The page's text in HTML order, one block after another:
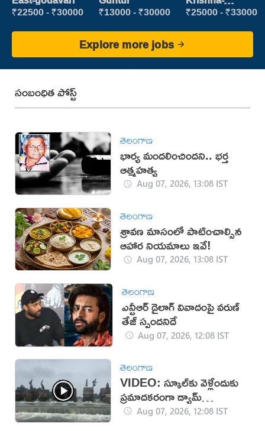
₹22500 - ₹30000 ₹13000 - ₹30000 vijayawada
₹25000 - ₹33000
Explore more jobs
సంబంధిత పోస్ట్
తెలంగాణ
భార్య మందలించిందని.. భర్త
ఆత్మహత్య
Aug 07, 2026, 13:08 IST
తెలంగాణ
శ్రావణ మాసంలో పాటించాల్సిన
ఆహార నియమాలు ఇవే!
Aug 07, 2026, 13:08 IST
తెలంగాణ
ఎన్టీఆర్ డైలాగ్ వివాదంపై వరుణ్
తేజ్ స్పందనిదే
Aug 07, 2026, 12:08 IST
తెలంగాణ
VIDEO: స్కూల్‌కు వెళ్లేందుకు
ప్రమాదకరంగా డ్యామ్‌
దాటుతున్న విద్యార్థులు
Aug 07, 2026, 12:08 IST